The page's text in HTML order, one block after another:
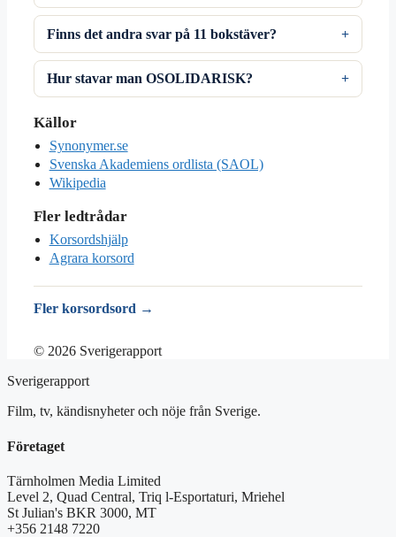
Finns det andra svar på 11 bokstäver?
Hur stavar man OSOLIDARISK?
Källor
Synonymer.se
Svenska Akademiens ordlista (SAOL)
Wikipedia
Fler ledtrådar
Korsordshjälp
Agrara korsord
Fler korsordsord →
© 2026 Sverigerapport
Sverigerapport
Film, tv, kändisnyheter och nöje från Sverige.
Företaget
Tärnholmen Media Limited
Level 2, Quad Central, Triq l-Esportaturi, Mriehel
St Julian's BKR 3000, MT
+356 2148 7220